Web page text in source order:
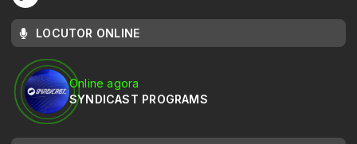
LOCUTOR ONLINE
Online agora
SYNDICAST PROGRAMS